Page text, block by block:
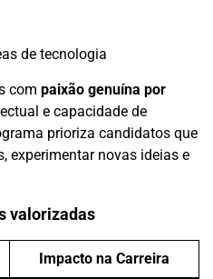
de tecnologia
com paixão genuína por
e capacidade de
prioriza candidatos que
experimentar novas ideias e
valorizadas
Impacto na Carreira